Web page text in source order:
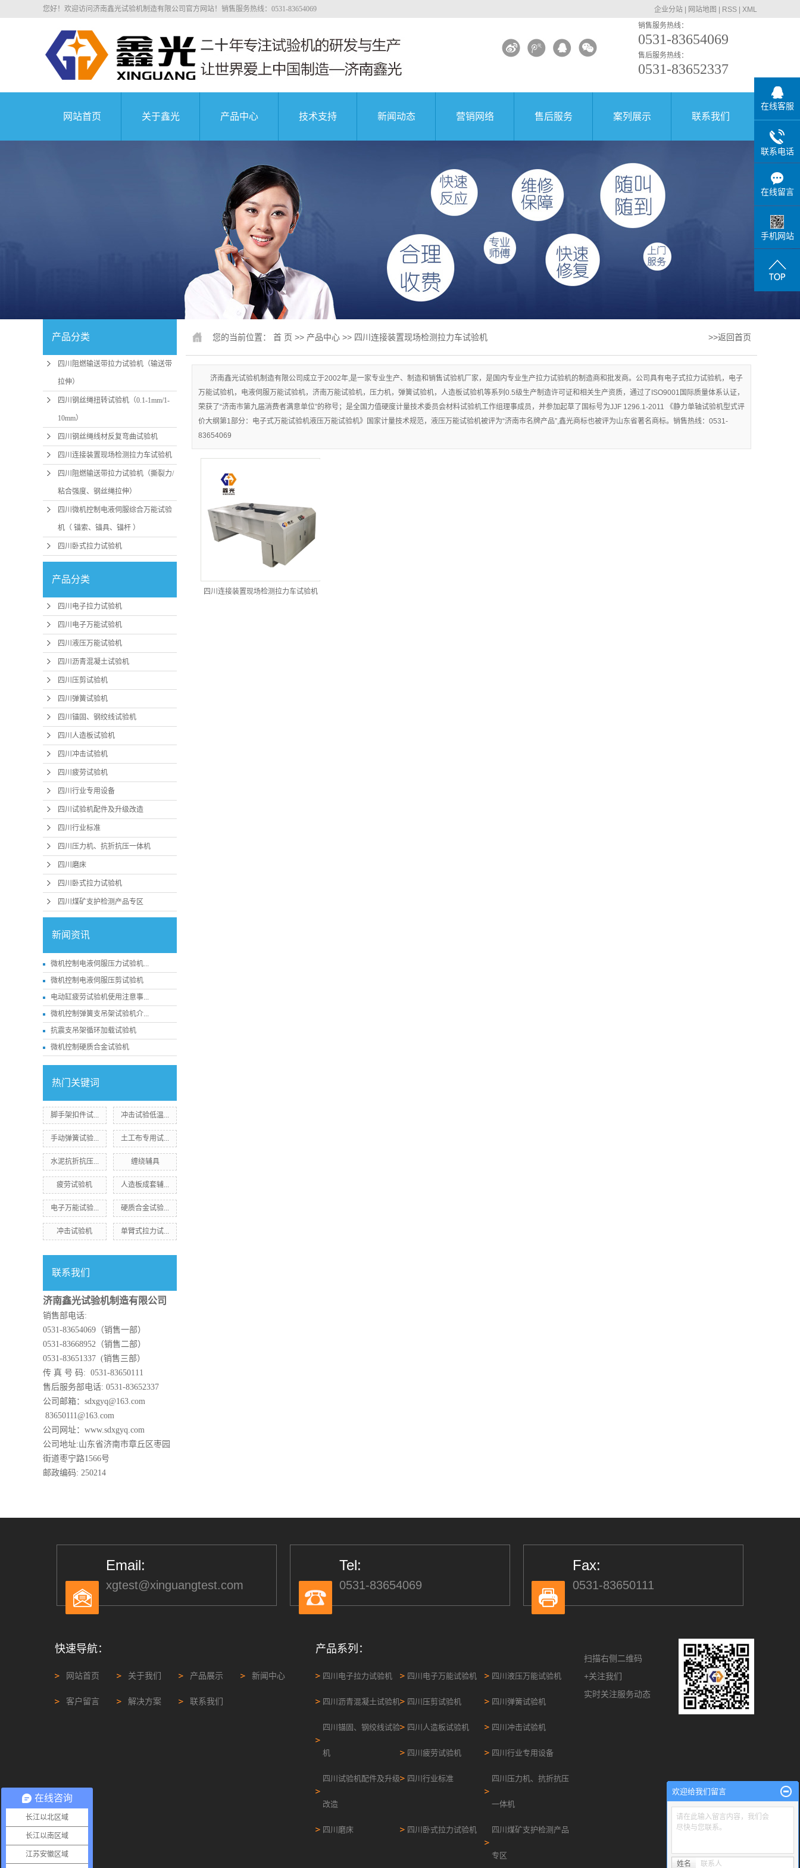
您好！欢迎访问济南鑫光试验机制造有限公司官方网站！销售服务热线：0531-83654069 企业分站 网站地图 RSS
XML
销售服务热线：
0531-83654069
售后服务热线：
0531-83652337
网站首页 关于鑫光 产品中心
四川电子万能试验机
四川液压万能试验机
四川沥青混凝土试验机
四川压剪试验机
四川弹簧试验机
四川锚固、钢绞线试验机
四川人造板试验机
四川冲击试验机
四川疲劳试验机
四川行业专用设备
四川试验机配件及升级改造
四川行业标准
四川卧式拉力试验机
四川煤矿支护检测产品专区
技术支持 新闻动态
解决方案
营销网络 售后服务 案列展示
中国航天科技集团 中国航天科技集团 中国航天科技集团
联系我们
产品分类
四川阻燃输送带拉力试验机（输送带
拉伸）
四川钢丝绳扭转试验机（0.1-1mm/1-
10mm）
四川钢丝绳线材反复弯曲试验机
四川连接装置现场检测拉力车试验机
四川阻燃输送带拉力试验机（撕裂力/
粘合强度、钢丝绳拉伸）
四川微机控制电液伺服综合万能试验
机（ 锚索、锚具、锚杆 ）
四川卧式拉力试验机
产品分类
四川电子拉力试验机
四川电子万能试验机
四川液压万能试验机
四川沥青混凝土试验机
四川压剪试验机
四川弹簧试验机
四川锚固、钢绞线试验机
四川人造板试验机
四川冲击试验机
四川疲劳试验机
四川行业专用设备
四川试验机配件及升级改造
四川行业标准
四川压力机、抗折抗压一体机
四川磨床
四川卧式拉力试验机
四川煤矿支护检测产品专区
新闻资讯
微机控制电液伺服压力试验机...
微机控制电液伺服压剪试验机
电动缸疲劳试验机使用注意事...
微机控制弹簧支吊架试验机介...
抗震支吊架循环加载试验机
微机控制硬质合金试验机
热门关键词
脚手架扣件试... 冲击试验低温...
手动弹簧试验... 土工布专用试...
水泥抗折抗压... 缠绕辅具
疲劳试验机 人造板成套辅...
电子万能试验... 硬质合金试验...
冲击试验机 单臂式拉力试...
联系我们
济南鑫光试验机制造有限公司
销售部电话:
0531-83654069（销售一部）
0531-83668952（销售二部）
0531-83651337 (销售三部）
传 真 号 码: 0531-83650111
售后服务部电话: 0531-83652337
公司邮箱：sdxgyq@163.com
83650111@163.com
公司网址：www.sdxgyq.com
公司地址:山东省济南市章丘区枣园
街道枣宁路1566号
邮政编码: 250214
>>返回首页
您的当前位置： 首 页 >> 产品中心 >> 四川连接装置现场检测拉力车试验机
济南鑫光试验机制造有限公司成立于2002年,是一家专业生产、制造和销售试验机厂家，是国内专业生产拉力试验机的制造商和批发商。公司具有电子式拉力试验机，电子
万能试验机，电液伺服万能试验机，济南万能试验机，压力机，弹簧试验机，人造板试验机等系列0.5级生产制造许可证和相关生产资质，通过了ISO9001国际质量体系认证，
荣获了“济南市第九届消费者满意单位”的称号；是全国力值硬度计量技术委员会材料试验机工作组理事成员，并参加起草了国标号为JJF 1296.1-2011 《静力单轴试验机型式评
价大纲第1部分：电子式万能试验机液压万能试验机》国家计量技术规范，液压万能试验机被评为“济南市名牌产品”,鑫光商标也被评为山东省著名商标。销售热线：0531-
83654069
四川连接装置现场检测拉力车试验机
Email:
xgtest@xinguangtest.com
Tel:
0531-83654069
Fax:
0531-83650111
快速导航：
网站首页 关于我们 产品展示 新闻中心
客户留言 解决方案 联系我们
产品系列：
四川电子拉力试验机 四川电子万能试验机 四川液压万能试验机
四川沥青混凝土试验机 四川压剪试验机 四川弹簧试验机
四川锚固、钢绞线试验
机
四川人造板试验机 四川冲击试验机
四川疲劳试验机 四川行业专用设备
四川试验机配件及升级
改造
四川行业标准 四川压力机、抗折抗压
一体机
四川磨床 四川卧式拉力试验机 四川煤矿支护检测产品
专区
扫描右侧二维码
+关注我们
实时关注服务动态
在线客服
联系电话
在线留言
手机网站
欢迎给我们留言
请在此输入留言内容，我们会
尽快与您联系。
姓名 联系人
在线咨询
长江以北区域
长江以南区域
江苏安徽区域